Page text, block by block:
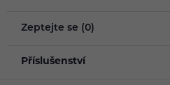
Zeptejte se (0)
Příslušenství